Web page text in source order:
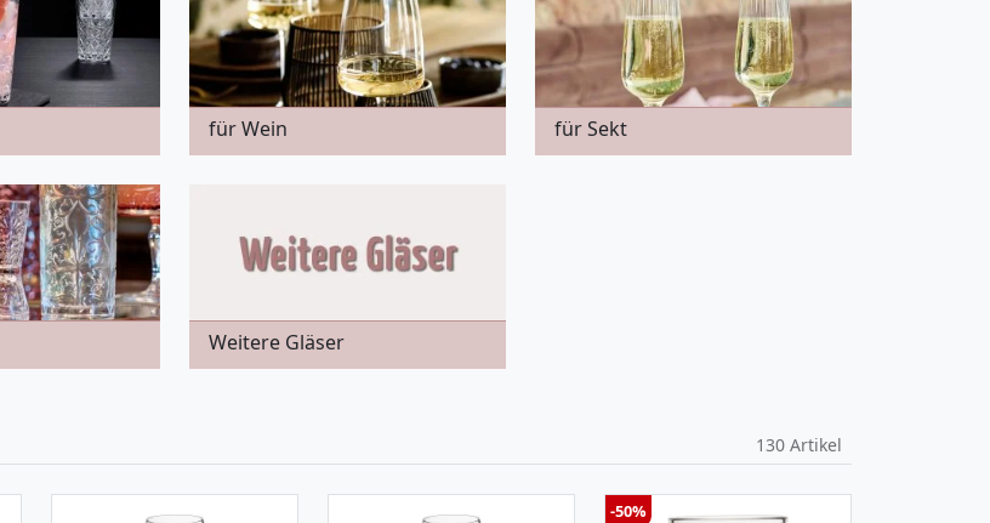
für Wein für Sekt
Weitere Gläser
130 Artikel
-50%